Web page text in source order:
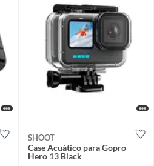
SHOOT
Case Acuático para Gopro
Hero 13 Black